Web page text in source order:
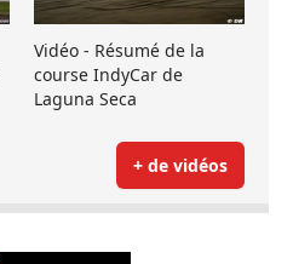
Vidéo - Résumé de la
course IndyCar de
Laguna Seca
+ de vidéos